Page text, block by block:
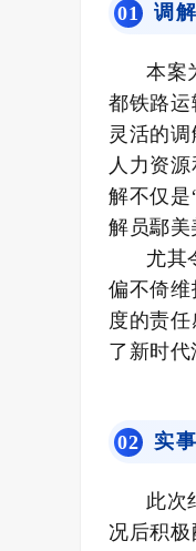
01 调
本案
都铁路
灵活的
人力资
解不仅是
解员鄢美
尤其
偏不倚
度的责
了新时代
02 实
此次
况后积